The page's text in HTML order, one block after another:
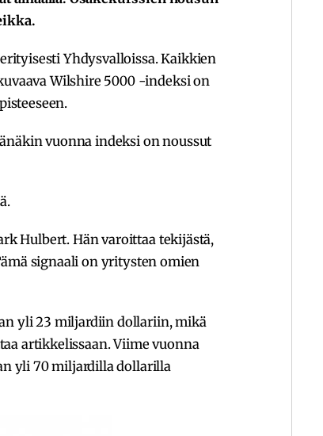
Yhdysvalloissa. Kaikkien
Wilshire 5000 -indeksi on
vuonna indeksi on noussut
Hulbert. Hän varoittaa tekijästä,
signaali on yritysten omien
yli 23 miljardiin dollariin, mikä
artikkelissaan. Viime vuonna
yli 70 miljardilla dollarilla